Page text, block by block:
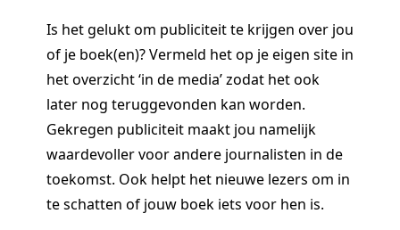
Is het gelukt om publiciteit te krijgen over jou
of je boek(en)? Vermeld het op je eigen site in
het overzicht ‘in de media’ zodat het ook
later nog teruggevonden kan worden.
Gekregen publiciteit maakt jou namelijk
waardevoller voor andere journalisten in de
toekomst. Ook helpt het nieuwe lezers om in
te schatten of jouw boek iets voor hen is.